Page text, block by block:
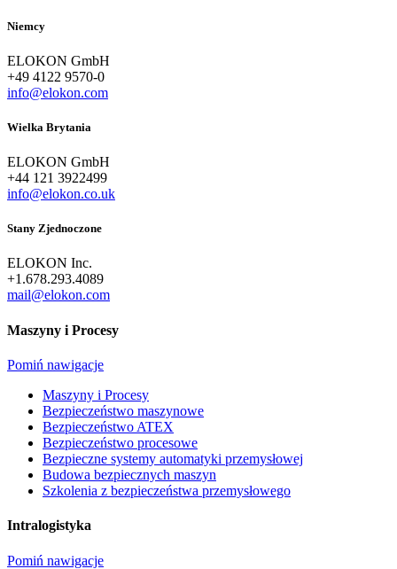
Niemcy
ELOKON GmbH
+49 4122 9570-0
info@elokon.com
Wielka Brytania
ELOKON GmbH
+44 121 3922499
info@elokon.co.uk
Stany Zjednoczone
ELOKON Inc.
+1.678.293.4089
mail@elokon.com
Maszyny i Procesy
Pomiń nawigacje
Maszyny i Procesy
Bezpieczeństwo maszynowe
Bezpieczeństwo ATEX
Bezpieczeństwo procesowe
Bezpieczne systemy automatyki przemysłowej
Budowa bezpiecznych maszyn
Szkolenia z bezpieczeństwa przemysłowego
Intralogistyka
Pomiń nawigacje